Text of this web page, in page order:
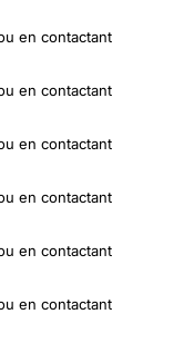
en contactant
en contactant
en contactant
en contactant
en contactant
en contactant